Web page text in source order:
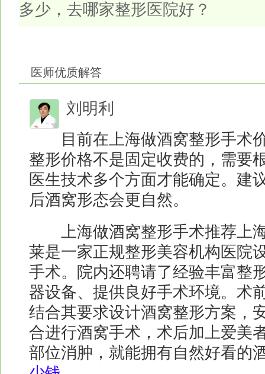
多少，去哪家整形医院好？
医师优质解答
刘明利
目前在上海做酒窝整形手术
整形价格不是固定收费的，需要
医生技术多个方面才能确定。建
后酒窝形态会更自然。
上海做酒窝整形手术推荐上
莱是一家正规整形美容机构医院
手术。院内还聘请了经验丰富整
器设备、提供良好手术环境。术
结合其要求设计酒窝整形方案，
合进行酒窝手术，术后加上爱美
部位消肿，就能拥有自然好看的